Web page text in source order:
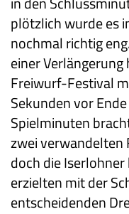
plötzlich wurde es
nochmal richtig
einer
Freiwurf-Festival
Sekunden vor
Spielminuten
zwei verwandelten
doch die
erzielten mit der
entscheidenden